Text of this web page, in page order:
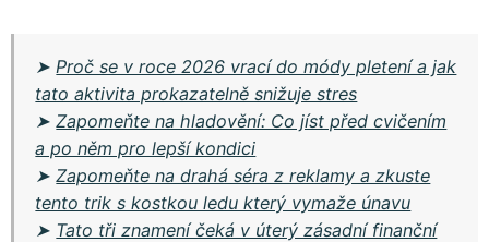
➤ Proč se v roce 2026 vrací do módy pletení a jak
tato aktivita prokazatelně snižuje stres
➤Zapomeňte na hladovění: Co jíst před cvičením
a po něm pro lepší kondici
➤Zapomeňte na drahá séra z reklamy a zkuste
tento trik s kostkou ledu který vymaže únavu
➤ Tato tři znamení čeká v úterý zásadní finanční